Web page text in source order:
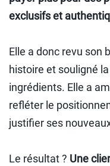
exclusifs et
Elle a donc revu son
histoire et souligné
ingrédients. Elle a
refléter le
justifier ses
Le résultat ? Une